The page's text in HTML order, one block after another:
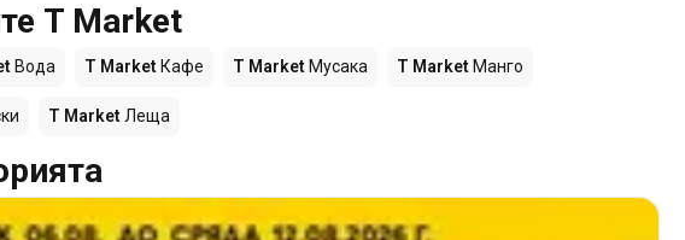
T Market
Вода T Market Кафе T Market Мусака T Market Манго
T Market Леща